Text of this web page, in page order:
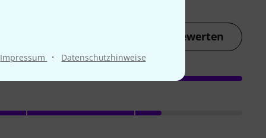
Impressum · Datenschutzhinweise
Jetzt bewerten